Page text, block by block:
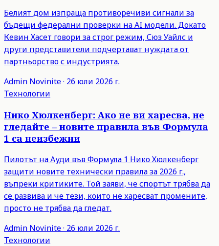
Белият дом изпраща противоречиви сигнали за
бъдещи федерални проверки на AI модели. Докато
Кевин Хасет говори за строг режим, Сюз Уайлс и
други представители подчертават нуждата от
партньорство с индустрията.
Admin Novinite· 26 юли 2026 г.
Технологии
Нико Хюлкенберг: Ако не ви харесва, не
гледайте – новите правила във Формула
1 са неизбежни
Пилотът на Ауди във Формула 1 Нико Хюлкенберг
защити новите технически правила за 2026 г.,
въпреки критиките. Той заяви, че спортът трябва да
се развива и че тези, които не харесват промените,
просто не трябва да гледат.
Admin Novinite· 26 юли 2026 г.
Технологии